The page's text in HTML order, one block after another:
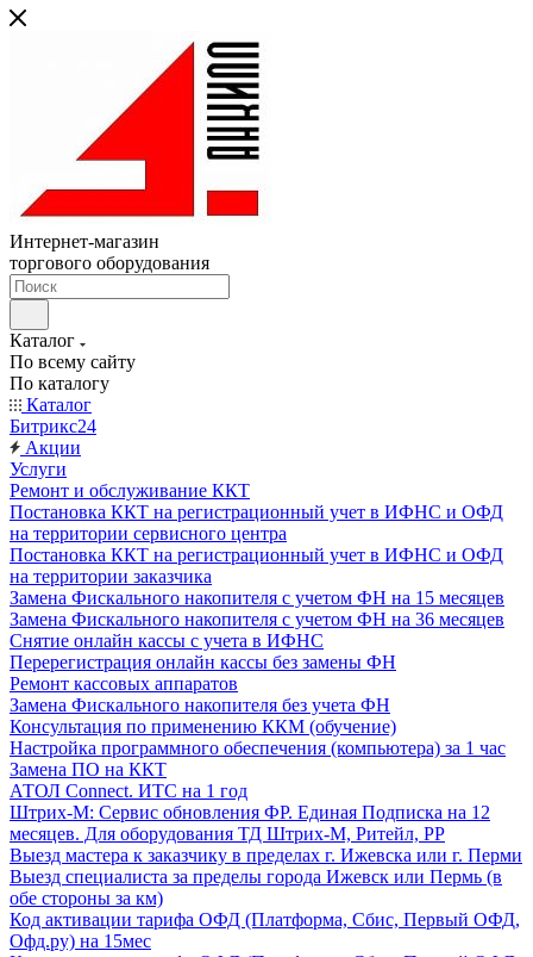
Интернет-магазин
торгового оборудования
Каталог
По всему сайту
По каталогу
Каталог
Битрикс24
Акции
Услуги
Ремонт и обслуживание ККТ
Постановка ККТ на регистрационный учет в ИФНС и ОФД
на территории сервисного центра
Постановка ККТ на регистрационный учет в ИФНС и ОФД
на территории заказчика
Замена Фискального накопителя с учетом ФН на 15 месяцев
Замена Фискального накопителя с учетом ФН на 36 месяцев
Снятие онлайн кассы с учета в ИФНС
Перерегистрация онлайн кассы без замены ФН
Ремонт кассовых аппаратов
Замена Фискального накопителя без учета ФН
Консультация по применению ККМ (обучение)
Настройка программного обеспечения (компьютера) за 1 час
Замена ПО на ККТ
АТОЛ Connect. ИТС на 1 год
Штрих-М: Сервис обновления ФР. Единая Подписка на 12
месяцев. Для оборудования ТД Штрих-М, Ритейл, РР
Выезд мастера к заказчику в пределах г. Ижевска или г. Перми
Выезд специалиста за пределы города Ижевск или Пермь (в
обе стороны за км)
Код активации тарифа ОФД (Платформа, Сбис, Первый ОФД,
Офд.ру) на 15мес